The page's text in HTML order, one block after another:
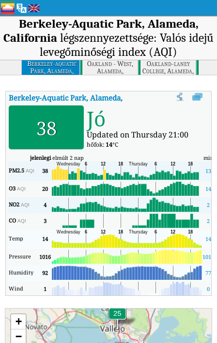
Berkeley-Aquatic Park, Alameda,
California légszennyezettsége: Valós idejű
levegőminőségi index (AQI)
Berkeley-aquatic
Park, Alameda,
California
Oakland - West,
Alameda,
California
Oakland-laney
College, Alameda,
California
Berkeley-Aquatic Park, Alameda, California :Berkeley-
38 Jó
Updated on Thursday 21:00
hőfok: 14°C
jelenlegielmúlt 2 nap min
PM2.5AQI 38 13
O3AQI 20 14
NO2AQI 4 2
COAQI 3 2
Temp 14 14
Pressure 1016 1011
Humidity 92 77
Wind 1 0
+
−